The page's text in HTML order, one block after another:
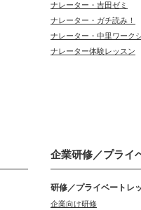
ナレーター・吉田ゼミ
ナレーター・ガチ読み！
ナレーター・中里ワーク
ナレーター体験レッスン
企業研修／プライ
研修／プライベートレ
企業向け研修